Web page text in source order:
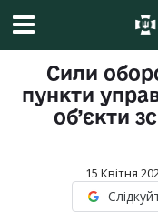
Сили
пункти
об’єкти
15 Квітня